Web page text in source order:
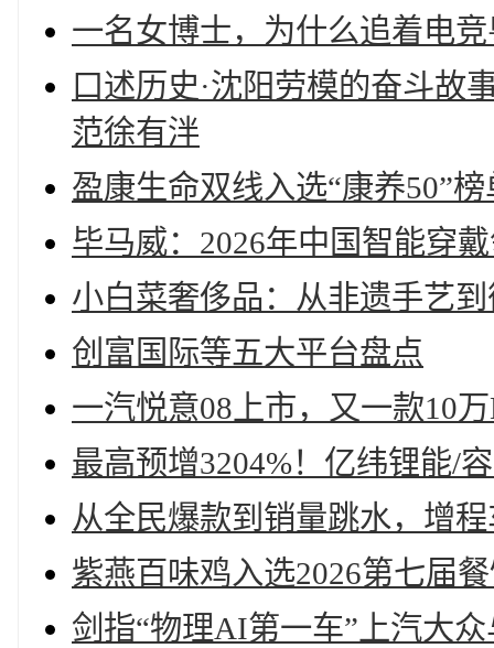
一名女博士，为什么追着电
口述历史·沈阳劳模的奋斗
范徐有泮
盈康生命双线入选“康养50”
毕马威：2026年中国智能穿
小白菜奢侈品：从非遗手艺
创富国际等五大平台盘点
一汽悦意08上市，又一款10
最高预增3204%！亿纬锂能/
从全民爆款到销量跳水，增
紫燕百味鸡入选2026第七届
剑指“物理AI第一车”上汽大